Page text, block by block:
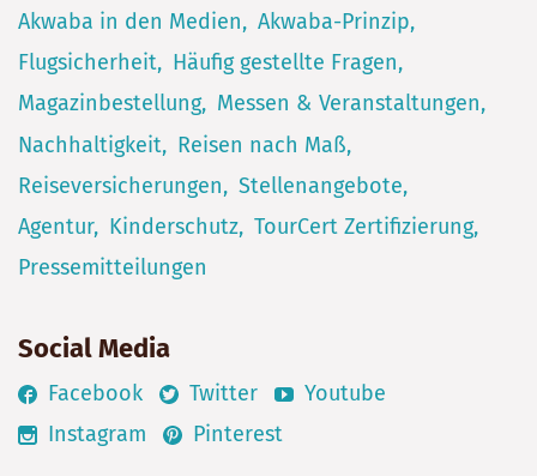
Akwaba in den Medien
Akwaba-Prinzip
Flugsicherheit
Häufig gestellte Fragen
Magazinbestellung
Messen & Veranstaltungen
Nachhaltigkeit
Reisen nach Maß
Reiseversicherungen
Stellenangebote
Agentur
Kinderschutz TourCert Zertifizierung
Pressemitteilungen
Social Media
Facebook Twitter
Youtube
Instagram
Pinterest